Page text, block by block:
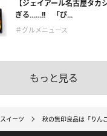
【ジェイアール名古屋タ
ぎる……!! 「ぴ...
＃グルメニュース
もっと見る
スイーツ 秋の無印良品は「りん